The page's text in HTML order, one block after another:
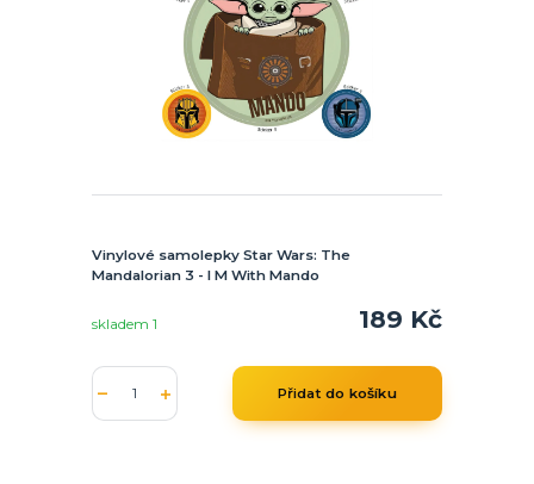
Vinylové samolepky Star Wars: The
Mandalorian 3 - I M With Mando
189 Kč
skladem 1
Přidat do košíku